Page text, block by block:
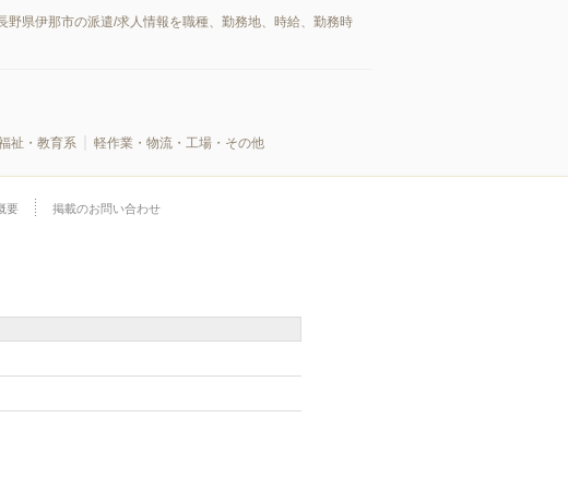
県伊那市の派遣/求人情報を職種、勤務地、時給、勤務時
祉・教育系 軽作業・物流・工場・その他
要 掲載のお問い合わせ